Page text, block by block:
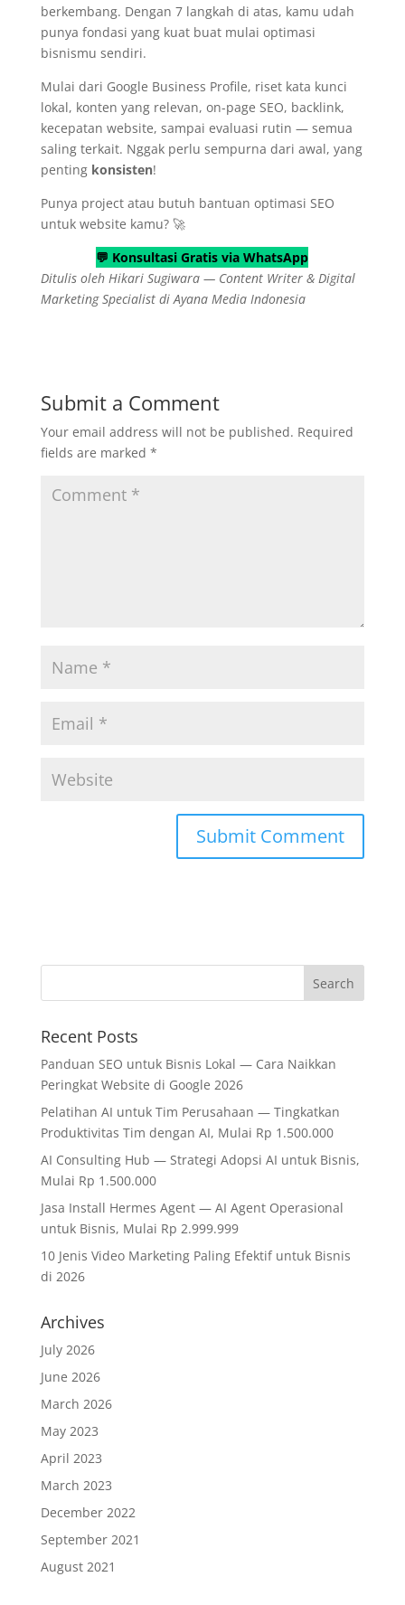
berkembang. Dengan 7 langkah di atas, kamu udah
punya fondasi yang kuat buat mulai optimasi
bisnismu sendiri.
Mulai dari Google Business Profile, riset kata kunci
lokal, konten yang relevan, on-page SEO, backlink,
kecepatan website, sampai evaluasi rutin — semua
saling terkait. Nggak perlu sempurna dari awal, yang
penting konsisten!
Punya project atau butuh bantuan optimasi SEO
untuk website kamu? 🚀
💬 Konsultasi Gratis via WhatsApp
Ditulis oleh Hikari Sugiwara — Content Writer & Digital
Marketing Specialist di Ayana Media Indonesia
Submit a Comment
Your email address will not be published. Required
fields are marked *
Recent Posts
Panduan SEO untuk Bisnis Lokal — Cara Naikkan
Peringkat Website di Google 2026
Pelatihan AI untuk Tim Perusahaan — Tingkatkan
Produktivitas Tim dengan AI, Mulai Rp 1.500.000
AI Consulting Hub — Strategi Adopsi AI untuk Bisnis,
Mulai Rp 1.500.000
Jasa Install Hermes Agent — AI Agent Operasional
untuk Bisnis, Mulai Rp 2.999.999
10 Jenis Video Marketing Paling Efektif untuk Bisnis
di 2026
Archives
July 2026
June 2026
March 2026
May 2023
April 2023
March 2023
December 2022
September 2021
August 2021